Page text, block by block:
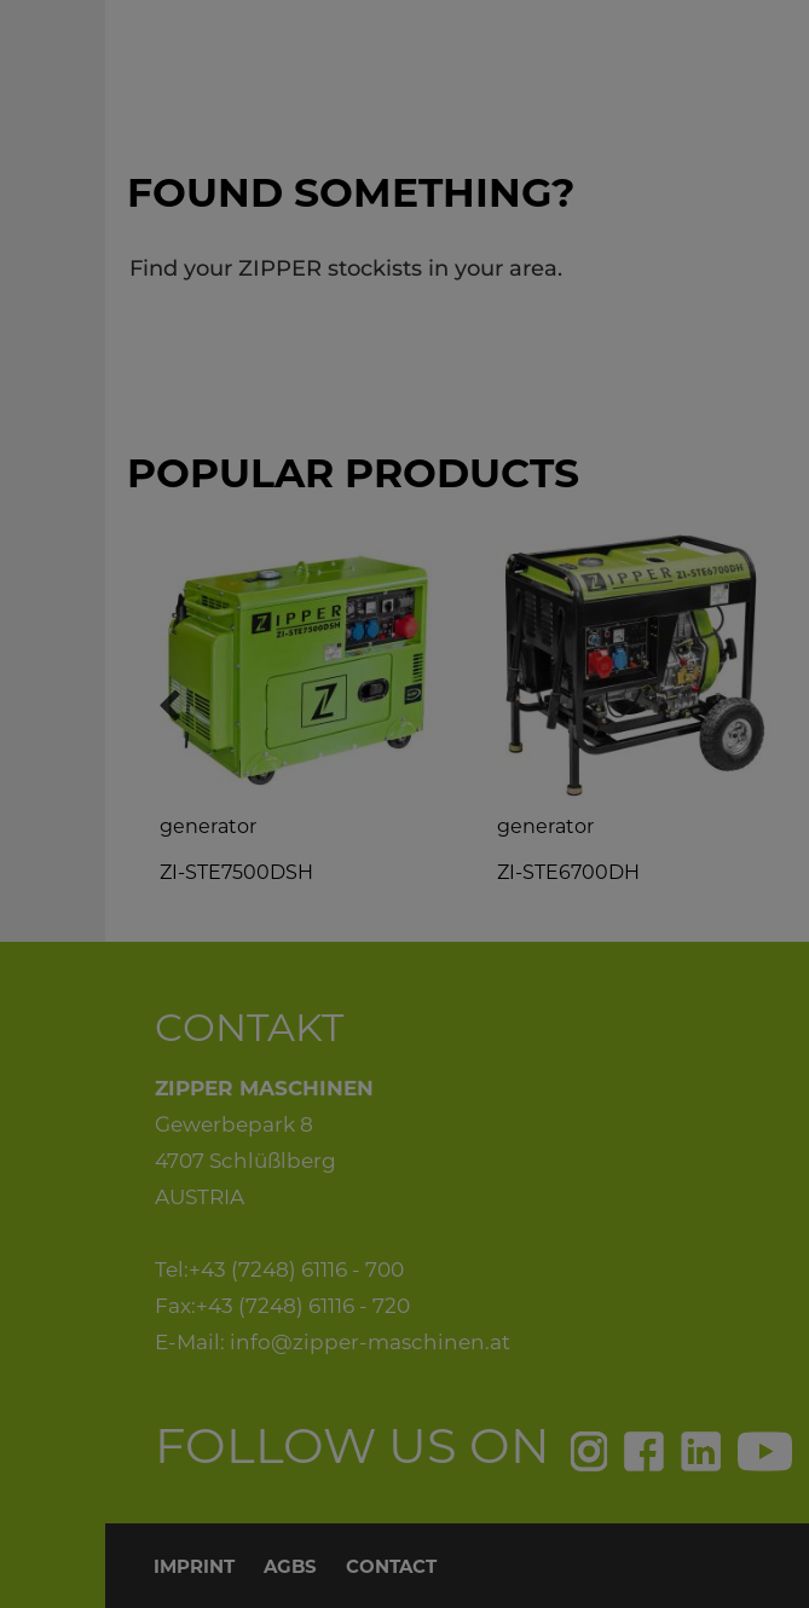
FOUND SOMETHING?
Find your ZIPPER stockists in your area.
POPULAR PRODUCTS
generator
ZI-STE7500DSH
generator
ZI-STE6700DH
CONTAKT
ZIPPER MASCHINEN
Gewerbepark 8
4707 Schlüßlberg
AUSTRIA
Tel:+43 (7248) 61116 - 700
Fax:+43 (7248) 61116 - 720
E-Mail: info@zipper-maschinen.at
FOLLOW US ON
IMPRINT AGBS CONTACT